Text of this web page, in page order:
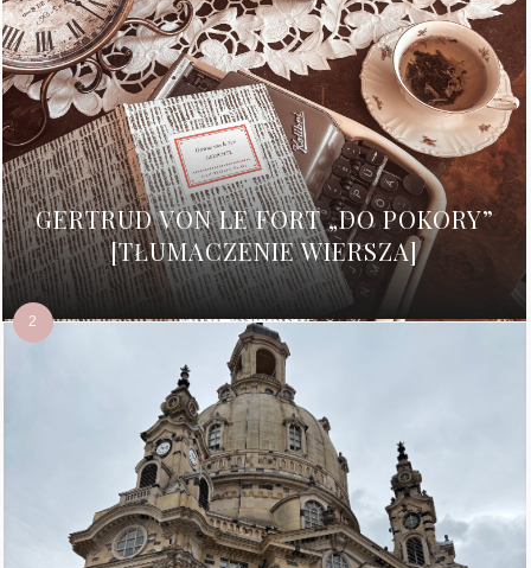
GERTRUD VON LE FORT „DO POKORY”
[TŁUMACZENIE WIERSZA]